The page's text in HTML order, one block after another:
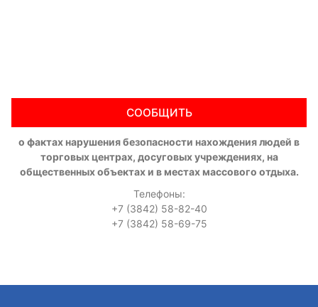
СООБЩИТЬ
о фактах нарушения безопасности нахождения людей в
торговых центрах, досуговых учреждениях, на
общественных объектах и в местах массового отдыха.
Телефоны:
+7 (3842) 58-82-40
+7 (3842) 58-69-75